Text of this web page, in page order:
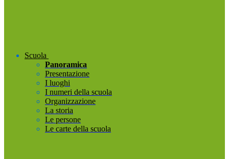
Scuola
Panoramica
Presentazione
I luoghi
I numeri della scuola
Organizzazione
La storia
Le persone
Le carte della scuola